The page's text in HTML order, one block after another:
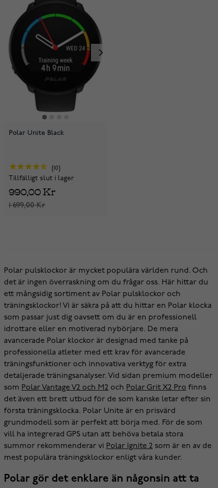
Polar Unite Black
10
Tillfälligt slut i lager
1 699,00 Kr
990,00 Kr
Polar pulsklockor är mycket populära världen rund. Och
det är ingen överraskning om du frågar oss. Här hittar du
ett mångsidig sortiment av Polar pulsklockor och
träningsklockor! Vi är säkra på att du hittar en Polar klocka
som passar just dig oavsett om du är en professionell
idrottare eller en motiverad nybörjare. De mera
avancerade Polar klockor är designad med tanke på
professionella atleter med ett krav för avancerade
träningsfunktioner och innovativa verktyg för extra
detaljerade träningsanalyser. Vid sidan premium modeller
som Polar Vantage V2 och M2 och Polar Grit X2 Pro finns
det även ett brett utbud för de som kanske letar efter sin
första träningsklocka. Polar Unite är en prisvärd
grundmodell som är perfekt att börja med. För de som
vill ha integrerad GPS utan att behöva betala stora
summor rekommenderar vi Polar Ignite 2 som är en av de
mest populära träningsklockor enligt våra kunder.
Polar gör det enklare än någonsin att ta